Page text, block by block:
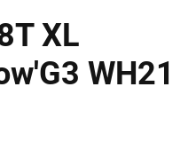
XL
WH21